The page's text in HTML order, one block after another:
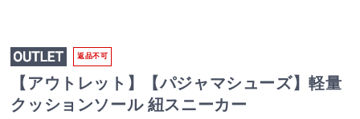
返品不可
【アウトレット】【パジャマシューズ】軽量
クッションソール 紐スニーカー